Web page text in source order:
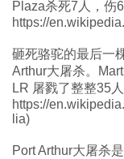
Plaza杀死7人，伤6
https://
砸死骆驼的最后一
Arthur大屠杀。
LR 屠戮了整整35人
https://
lia)
Port Arthur大屠杀